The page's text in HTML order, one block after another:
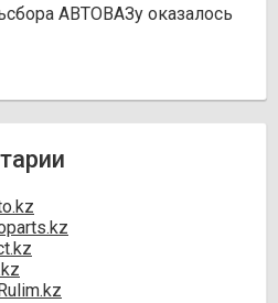
АВТОВАЗу оказалось
Rulim.kz